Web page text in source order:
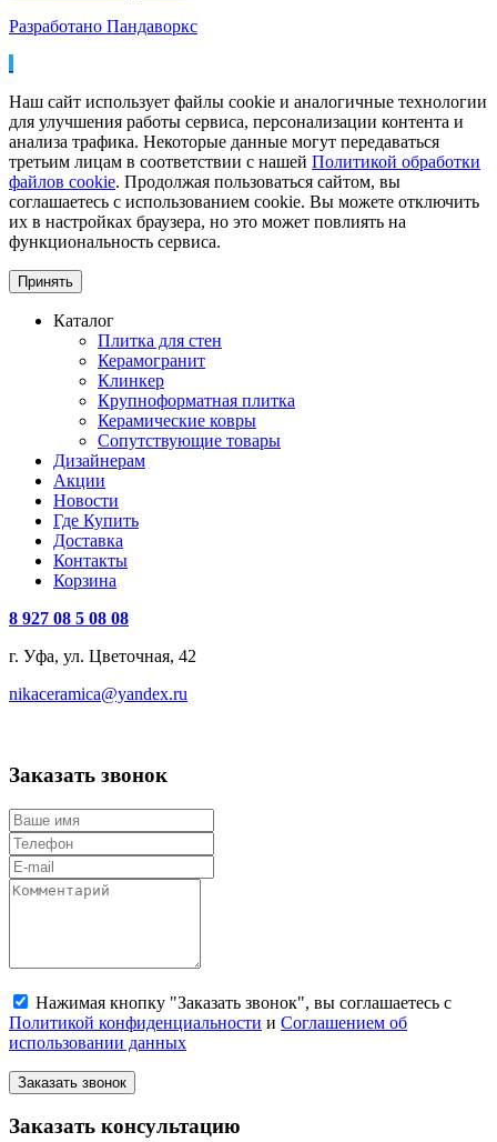
Разработано Пандаворкс
Наш сайт использует файлы cookie и аналогичные технологии
для улучшения работы сервиса, персонализации контента и
анализа трафика. Некоторые данные могут передаваться
третьим лицам в соответствии с нашей Политикой обработки
файлов cookie. Продолжая пользоваться сайтом, вы
соглашаетесь с использованием cookie. Вы можете отключить
их в настройках браузера, но это может повлиять на
функциональность сервиса.
Принять
Каталог
Плитка для стен
Керамогранит
Клинкер
Крупноформатная плитка
Керамические ковры
Сопутствующие товары
Дизайнерам
Акции
Новости
Где Купить
Доставка
Контакты
Корзина
8 927 08 5 08 08
г. Уфа, ул. Цветочная, 42
nikaceramica@yandex.ru
Заказать звонок
Нажимая кнопку "Заказать звонок", вы соглашаетесь с
Политикой конфиденциальности и Соглашением об
использовании данных
Заказать звонок
Заказать консультацию